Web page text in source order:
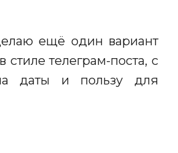
ещё один вариант
телеграм-поста, с
даты и пользу для